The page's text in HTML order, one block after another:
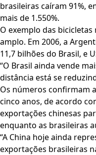
brasileiras caíram 91%,
mais de 1.550%.
O exemplo das
amplo. Em 2006, a
11,7 bilhões do Brasil, e
“O Brasil ainda vende
distância está se
Os números confirmam
cinco anos, de acordo
exportações chinesas
enquanto as brasileiras
“A China hoje ainda
exportações brasileiras